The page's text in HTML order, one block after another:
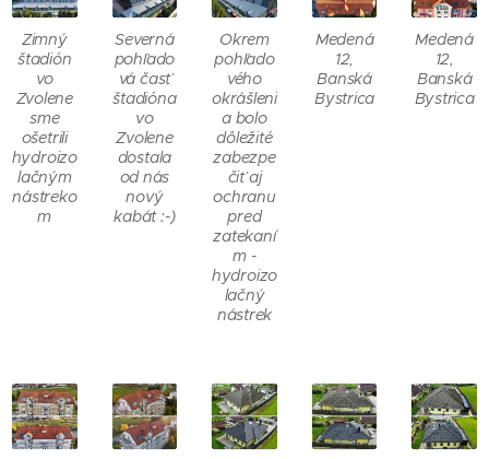
Zimný
štadión
vo
Zvolene
sme
ošetrili
hydroizo
lačným
nástreko
m
Severná
pohľado
vá časť
štadióna
vo
Zvolene
dostala
od nás
nový
kabát :-)
Okrem
pohľado
vého
okrášleni
a bolo
dôležité
zabezpe
čiť aj
ochranu
pred
zatekaní
m -
hydroizo
lačný
nástrek
Medená
12,
Banská
Bystrica
Medená
12,
Banská
Bystrica